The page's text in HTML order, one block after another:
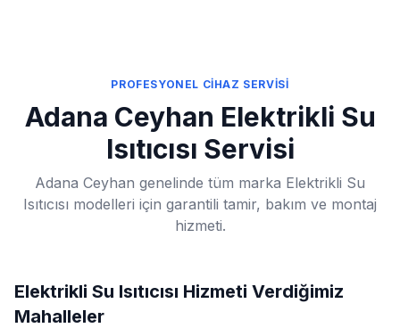
PROFESYONEL CİHAZ SERVİSİ
Adana Ceyhan Elektrikli Su
Isıtıcısı Servisi
Adana Ceyhan genelinde tüm marka Elektrikli Su
Isıtıcısı modelleri için garantili tamir, bakım ve montaj
hizmeti.
Elektrikli Su Isıtıcısı Hizmeti Verdiğimiz
Mahalleler